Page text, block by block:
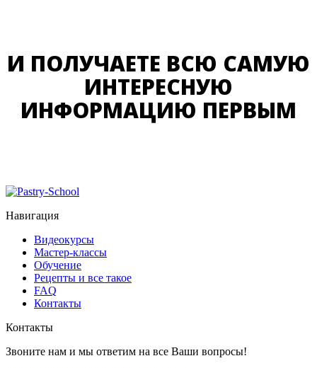
И ПОЛУЧАЕТЕ ВСЮ САМУЮ
ИНТЕРЕСНУЮ
ИНФОРМАЦИЮ ПЕРВЫМ
Навигация
Видеокурсы
Мастер-классы
Обучение
Рецепты и все такое
FAQ
Контакты
Контакты
Звоните нам и мы ответим на все Ваши вопросы!